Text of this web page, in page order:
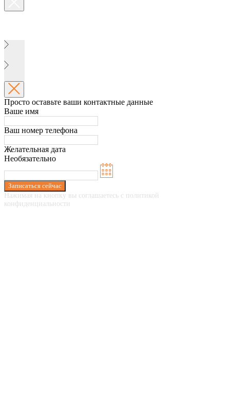
Просто оставьте ваши контактные данные
Ваше имя
Ваш номер телефона
Желательная дата
Необязательно
Записаться сейчас
Нажимая на кнопку вы соглашаетесь с политикой
конфиденциальности